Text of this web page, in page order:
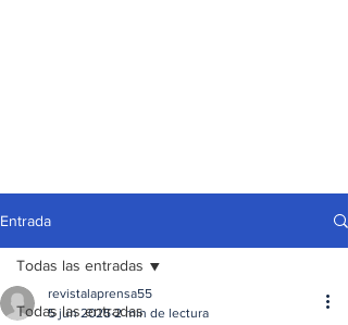
Entrada
Todas las entradas
Todas las entradas
revistalaprensa55
5 jun 2025 2 min de lectura